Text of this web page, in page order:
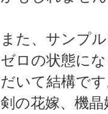
また、サンプ
ゼロの状態に
だいて結構です
剣の花嫁、機